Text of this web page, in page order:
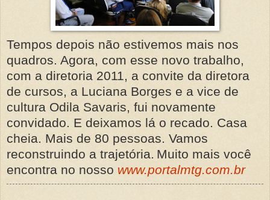
Tempos depois não estivemos mais nos
quadros. Agora, com esse novo trabalho,
com a diretoria 2011, a convite da diretora
de cursos, a Luciana Borges e a vice de
cultura Odila Savaris, fui novamente
convidado. E deixamos lá o recado. Casa
cheia. Mais de 80 pessoas. Vamos
reconstruindo a trajetória. Muito mais você
encontra no nosso www.portalmtg.com.br